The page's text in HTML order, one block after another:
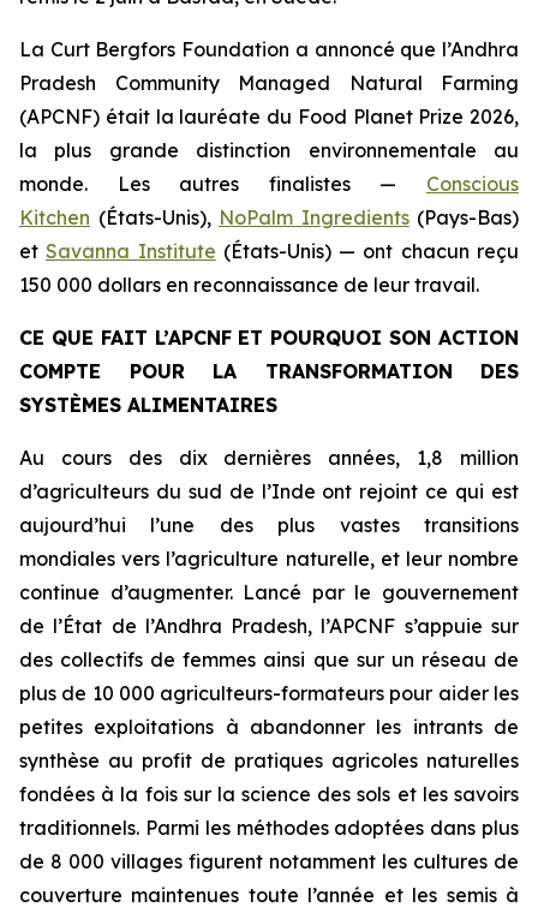
La Curt Bergfors Foundation a annoncé que l’Andhra
Pradesh Community Managed Natural Farming
(APCNF) était la lauréate du Food Planet Prize 2026,
la plus grande distinction environnementale au
monde. Les autres finalistes— Conscious
Kitchen (États-Unis), NoPalm Ingredients(Pays-Bas)
etSavanna Institute (États-Unis) — ont chacun reçu
150 000 dollars en reconnaissance de leur travail.
CE QUE FAIT L’APCNF ET POURQUOI SON ACTION
COMPTE POUR LA TRANSFORMATION DES
SYSTÈMES ALIMENTAIRES
Au cours des dix dernières années, 1,8 million
d’agriculteurs du sud de l’Inde ont rejoint ce qui est
aujourd’hui l’une des plus vastes transitions
mondiales vers l’agriculture naturelle, et leur nombre
continue d’augmenter. Lancé par le gouvernement
de l’État de l’Andhra Pradesh, l’APCNF s’appuie sur
des collectifs de femmes ainsi que sur un réseau de
plus de 10 000 agriculteurs-formateurs pour aider les
petites exploitations à abandonner les intrants de
synthèse au profit de pratiques agricoles naturelles
fondées à la fois sur la science des sols et les savoirs
traditionnels. Parmi les méthodes adoptées dans plus
de 8 000 villages figurent notamment les cultures de
couverture maintenues toute l’année et les semis à